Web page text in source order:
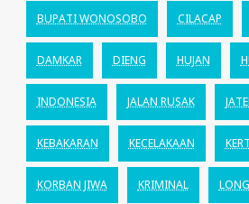
BUPATI WONOSOBO CILACAP
DAMKAR DIENG HUJAN
INDONESIA JALAN RUSAK
KEBAKARAN KECELAKAAN
KORBAN JIWA KRIMINAL